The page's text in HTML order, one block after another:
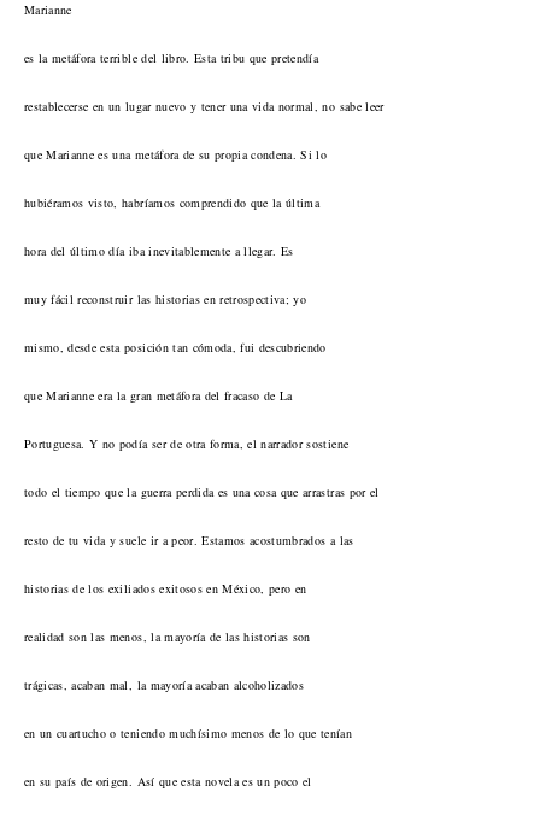
Marianne
es la metáfora terrible del libro. Esta tribu que pretendía
restablecerse en un lugar nuevo y tener una vida normal, no sabe leer
que Marianne es una metáfora de su propia condena. Si lo
hubiéramos visto, habríamos comprendido que la última
hora del último día iba inevitablemente a llegar. Es
muy fácil reconstruir las historias en retrospectiva; yo
mismo, desde esta posición tan cómoda, fui descubriendo
que Marianne era la gran metáfora del fracaso de La
Portuguesa. Y no podía ser de otra forma, el narrador sostiene
todo el tiempo que la guerra perdida es una cosa que arrastras por el
resto de tu vida y suele ir a peor. Estamos acostumbrados a las
historias de los exiliados exitosos en México, pero en
realidad son las menos, la mayoría de las historias son
trágicas, acaban mal, la mayoría acaban alcoholizados
en un cuartucho o teniendo muchísimo menos de lo que tenían
en su país de origen. Así que esta novela es un poco el